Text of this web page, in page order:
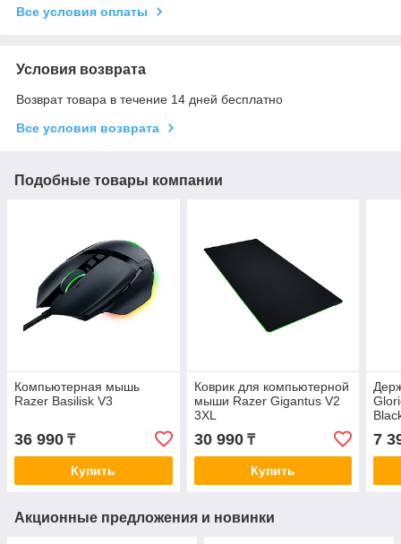
Все условия оплаты
Условия возврата
Возврат товара в течение 14 дней бесплатно
Все условия возврата
Подобные товары компании
Компьютерная мышь
Razer Basilisk V3
36 990 ₸
Купить
Коврик для компьютерной
мыши Razer Gigantus V2
3XL
30 990₸
Купить
7
Акционные предложения и новинки